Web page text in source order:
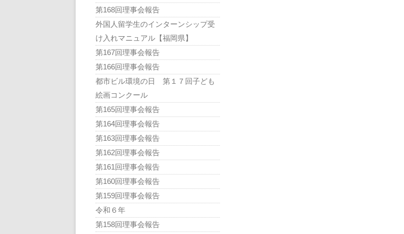
第168回理事会報告
外国人留学生のインターンシップ受
け入れマニュアル【福岡県】
第167回理事会報告
第166回理事会報告
都市ビル環境の日 第１７回子ども
絵画コンクール
第165回理事会報告
第164回理事会報告
第163回理事会報告
第162回理事会報告
第161回理事会報告
第160回理事会報告
第159回理事会報告
令和６年
第158回理事会報告